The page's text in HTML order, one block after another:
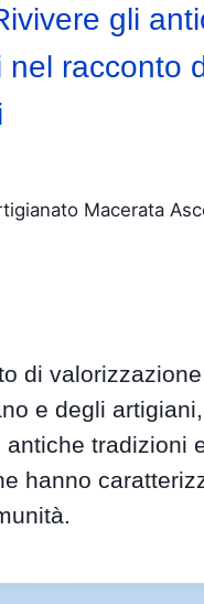
gli
nel racconto
Macerata
di valorizzazione
e degli
antiche tradizioni
hanno